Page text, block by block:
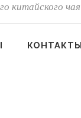
китайского
КОНТАКТЫ